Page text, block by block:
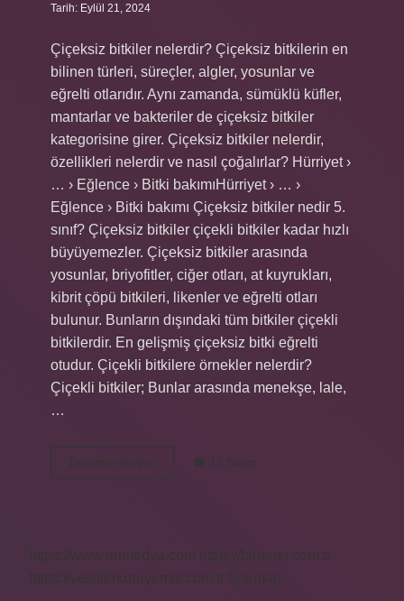
Tarih: Eylül 21, 2024
Çiçeksiz bitkiler nelerdir? Çiçeksiz bitkilerin en
bilinen türleri, süreçler, algler, yosunlar ve
eğrelti otlarıdır. Aynı zamanda, sümüklü küfler,
mantarlar ve bakteriler de çiçeksiz bitkiler
kategorisine girer. Çiçeksiz bitkiler nelerdir,
özellikleri nelerdir ve nasıl çoğalırlar? Hürriyet ›
… › Eğlence › Bitki bakımıHürriyet › … ›
Eğlence › Bitki bakımı Çiçeksiz bitkiler nedir 5.
sınıf? Çiçeksiz bitkiler çiçekli bitkiler kadar hızlı
büyüyemezler. Çiçeksiz bitkiler arasında
yosunlar, briyofitler, ciğer otları, at kuyrukları,
kibrit çöpü bitkileri, likenler ve eğrelti otları
bulunur. Bunların dışındaki tüm bitkiler çiçekli
bitkilerdir. En gelişmiş çiçeksiz bitki eğrelti
otudur. Çiçekli bitkilere örnekler nelerdir?
Çiçekli bitkiler; Bunlar arasında menekşe, lale,
…
Devamını okuyun
Çiçeksiz
Bitkiler
12 Yorum
https://www.rinmedya.com
https://bluenet.com.tr
https://yesillerkuruyemis.com.tr Sitemap